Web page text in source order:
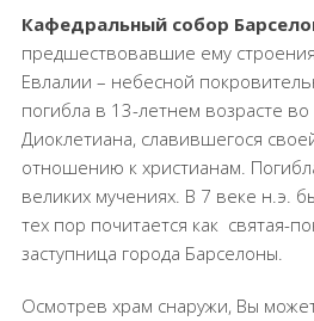
Кафедральный собор
предшествовавшие ему
Евлалии – небесной
погибла в 13-летнем возрасте
Диоклетиана, славившегося
отношению к христианам.
великих мучениях. В 7 веке н.э.
тех пор почитается как святая-
заступница города Барселоны.
Осмотрев храм снаружи, Вы